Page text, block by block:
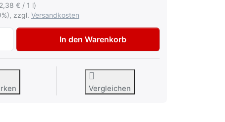
€ / 1 l)
zzgl. Versandkosten
Autolack Opel GBY Laserblau met Lackspray 400ml zu
In den Warenkorb
Vergleichen